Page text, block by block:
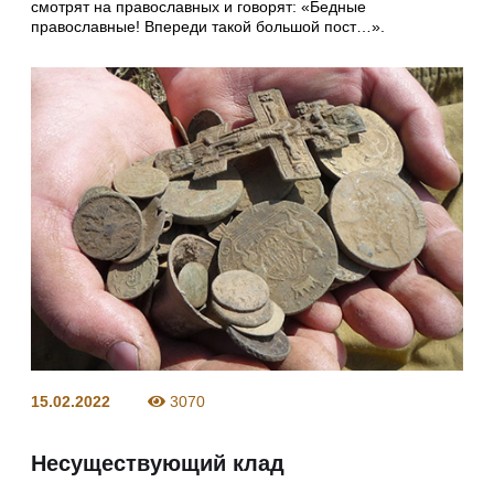
смотрят на православных и говорят: «Бедные
православные! Впереди такой большой пост…».
15.02.2022 3070
Несуществующий клад